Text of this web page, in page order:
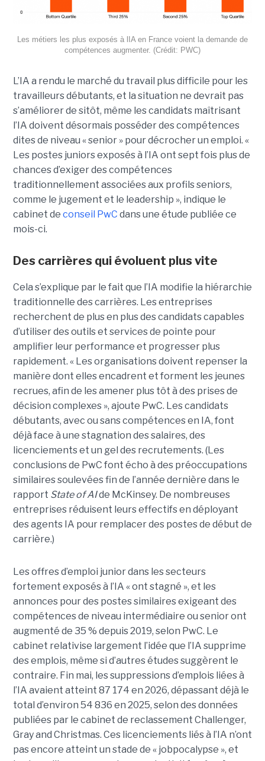
Les métiers les plus exposés à lIA en France voient la demande de
compétences augmenter. (Crédit: PWC)
L’IA a rendu le marché du travail plus difficile pour les
travailleurs débutants, et la situation ne devrait pas
s’améliorer de sitôt, même les candidats maîtrisant
l’IA doivent désormais posséder des compétences
dites de niveau « senior » pour décrocher un emploi. «
Les postes juniors exposés à l’IA ont sept fois plus de
chances d’exiger des compétences
traditionnellement associées aux profils seniors,
comme le jugement et le leadership », indique le
cabinet de conseil PwC dans une étude publiée ce
mois-ci.
Des carrières qui évoluent plus vite
Cela s’explique par le fait que l’IA modifie la hiérarchie
traditionnelle des carrières. Les entreprises
recherchent de plus en plus des candidats capables
d’utiliser des outils et services de pointe pour
amplifier leur performance et progresser plus
rapidement. « Les organisations doivent repenser la
manière dont elles encadrent et forment les jeunes
recrues, afin de les amener plus tôt à des prises de
décision complexes », ajoute PwC. Les candidats
débutants, avec ou sans compétences en IA, font
déjà face à une stagnation des salaires, des
licenciements et un gel des recrutements. (Les
conclusions de PwC font écho à des préoccupations
similaires soulevées fin de l’année dernière dans le
rapport State of AIde McKinsey. De nombreuses
entreprises réduisent leurs effectifs en déployant
des agents IA pour remplacer des postes de début de
carrière.)
Les offres d’emploi junior dans les secteurs
fortement exposés à l’IA « ont stagné », et les
annonces pour des postes similaires exigeant des
compétences de niveau intermédiaire ou senior ont
augmenté de 35 % depuis 2019, selon PwC. Le
cabinet relativise largement l’idée que l’IA supprime
des emplois, même si d’autres études suggèrent le
contraire. Fin mai, les suppressions d’emplois liées à
l’IA avaient atteint 87 174 en 2026, dépassant déjà le
total d’environ 54 836 en 2025, selon des données
publiées par le cabinet de reclassement Challenger,
Gray and Christmas. Ces licenciements liés à l’IA n’ont
pas encore atteint un stade de « jobpocalypse », et